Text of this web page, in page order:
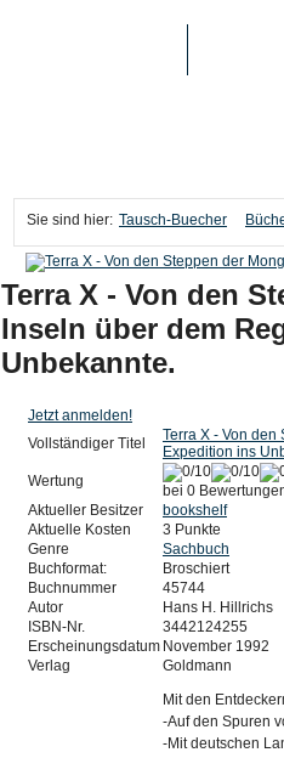
Sie sind hier: Tausch-Buecher
Terra X - Von den
Inseln über dem
Unbekannte.
Jetzt anmelden!
Vollständiger Titel
Terra X - Von
Expedition ins
Wertung
bei 0
Aktueller Besitzer
bookshelf
Aktuelle Kosten
3 Punkte
Genre
Sachbuch
Buchformat:
Broschiert
Buchnummer
45744
Autor
Hans H. Hillrichs
ISBN-Nr.
3442124255
Erscheinungsdatum November 1992
Verlag
Goldmann
Mit den
-Auf den Spuren
-Mit deutschen